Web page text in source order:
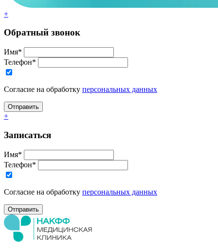
+
Обратный звонок
Имя*
Телефон*
Согласие на обработку персональных данных
+
Записаться
Имя*
Телефон*
Согласие на обработку персональных данных